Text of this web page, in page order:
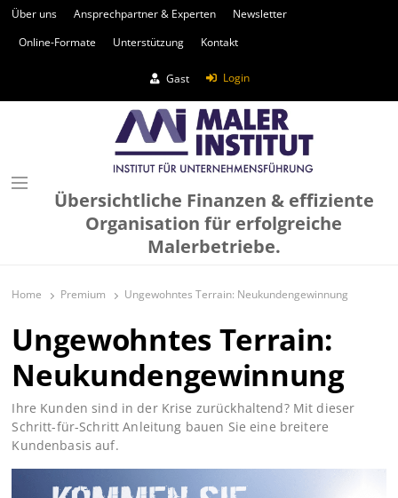
Über uns Ansprechpartner & Experten
Newsletter
Online-Formate
Unterstützung Kontakt
Gast Login
Übersichtliche Finanzen & effiziente
Organisation für erfolgreiche
Malerbetriebe.
Home Premium Ungewohntes Terrain: Neukundengewinnung
Ungewohntes Terrain:
Neukundengewinnung
Ihre Kunden sind in der Krise zurückhaltend? Mit dieser
Schritt-für-Schritt Anleitung bauen Sie eine breitere
Kundenbasis auf.